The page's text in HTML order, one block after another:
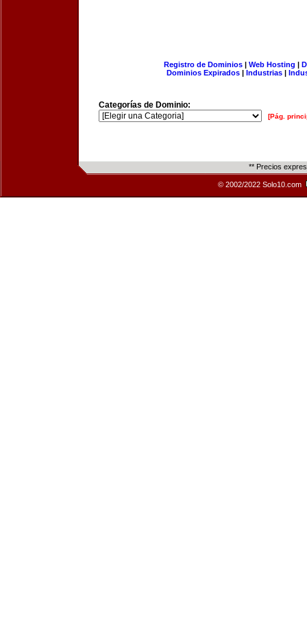
Registro de Dominios| Web Hosting |
Dominios Expirados | Industrias |
Categorías de Dominio:
[Pág.
** Precios
© 2002/2022 Solo10.com